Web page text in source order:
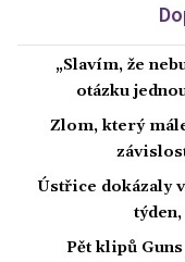
„Slavím, že
otázku
Zlom, který
Ústřice dokázaly
Pět klipů